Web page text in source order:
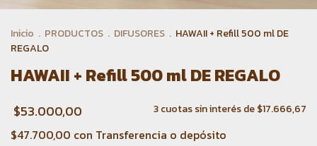
Inicio . PRODUCTOS . DIFUSORES . HAWAII + Refill 500 ml DE
REGALO
HAWAII + Refill 500 ml DE REGALO
$53.000,00 3cuotas sin interés de$17.666,67
$47.700,00 con Transferencia o depósito